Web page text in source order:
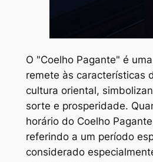
O "Coelho Pagante" é
remete às características
cultura oriental,
sorte e prosperidade.
horário do Coelho
referindo a um período
considerado